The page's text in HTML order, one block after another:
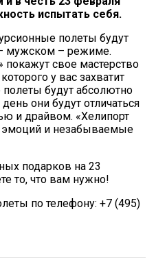
испытать себя.
полеты будут
мужском – режиме.
свое мастерство
у вас захватит
полеты будут абсолютно
они будут отличаться
и драйвом. «Хелипорт
эмоций и незабываемые
подарков на 23
то, что вам нужно!
по телефону: +7 (495)